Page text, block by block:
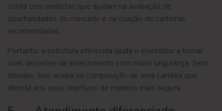
conta com analistas que ajudam na avaliação de
oportunidades do mercado e na criação de carteiras
recomendadas.
Portanto, a estrutura oferecida ajuda o investidor a tomar
suas decisões de investimento com maior segurança. Sem
dúvidas, isso auxilia na composição de uma carteira que
atenda aos seus objetivos de maneira mais segura.